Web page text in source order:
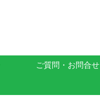
ご質問・お問合せ